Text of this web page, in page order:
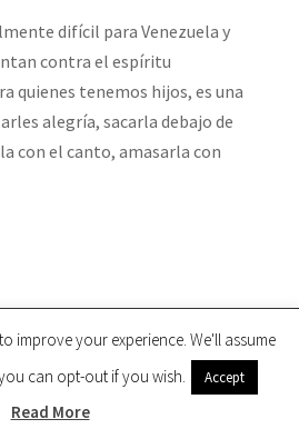
difícil para Venezuela y
contra el espíritu
quienes tenemos hijos, es una
alegría, sacarla debajo de
con el canto, amasarla con
Bucarito todos los derechos
| Powered by:
improve your experience. We'll assume
can opt-out if you wish.
Accept
Read More